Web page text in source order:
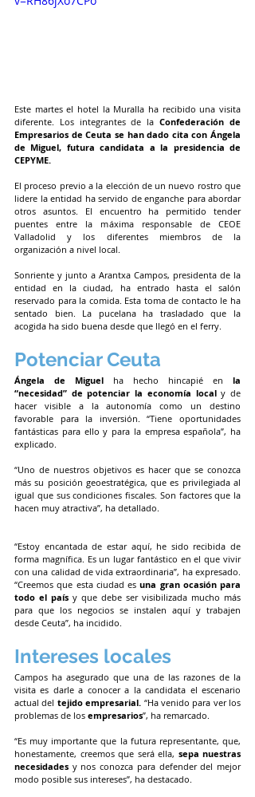
Este martes el hotel la Muralla ha recibido una visita
diferente. Los integrantes de la Confederación de
Empresarios de Ceuta se han dado cita con Ángela
de Miguel, futura candidata a la presidencia de
CEPYME.
El proceso previo a la elección de un nuevo rostro que
lidere la entidad ha servido de enganche para abordar
otros asuntos. El encuentro ha permitido tender
puentes entre la máxima responsable de CEOE
Valladolid y los diferentes miembros de la
organización a nivel local.
Sonriente y junto a Arantxa Campos, presidenta de la
entidad en la ciudad, ha entrado hasta el salón
reservado para la comida. Esta toma de contacto le ha
sentado bien. La pucelana ha trasladado que la
acogida ha sido buena desde que llegó en el ferry.
Potenciar Ceuta
Ángela de Miguel ha hecho hincapié en la
“necesidad” de potenciar la economía local y de
hacer visible a la autonomía como un destino
favorable para la inversión. “Tiene oportunidades
fantásticas para ello y para la empresa española”, ha
explicado.
“Uno de nuestros objetivos es hacer que se conozca
más su posición geoestratégica, que es privilegiada al
igual que sus condiciones fiscales. Son factores que la
hacen muy atractiva”, ha detallado.
“Estoy encantada de estar aquí, he sido recibida de
forma magnífica. Es un lugar fantástico en el que vivir
con una calidad de vida extraordinaria”, ha expresado.
“Creemos que esta ciudad es una gran ocasión para
todo el país y que debe ser visibilizada mucho más
para que los negocios se instalen aquí y trabajen
desde Ceuta”, ha incidido.
Intereses locales
Campos ha asegurado que una de las razones de la
visita es darle a conocer a la candidata el escenario
actual del tejido empresarial. “Ha venido para ver los
problemas de los empresarios”, ha remarcado.
“Es muy importante que la futura representante, que,
honestamente, creemos que será ella, sepa nuestras
necesidades y nos conozca para defender del mejor
modo posible sus intereses”, ha destacado.